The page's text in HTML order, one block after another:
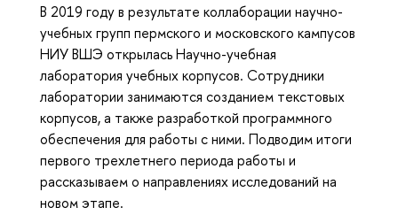
В 2019 году в результате коллаборации научно-
учебных групп пермского и московского кампусов
НИУ ВШЭ открылась Научно-учебная
лаборатория учебных корпусов. Сотрудники
лаборатории занимаются созданием текстовых
корпусов, а также разработкой программного
обеспечения для работы с ними. Подводим итоги
первого трехлетнего периода работы и
рассказываем о направлениях исследований на
новом этапе.